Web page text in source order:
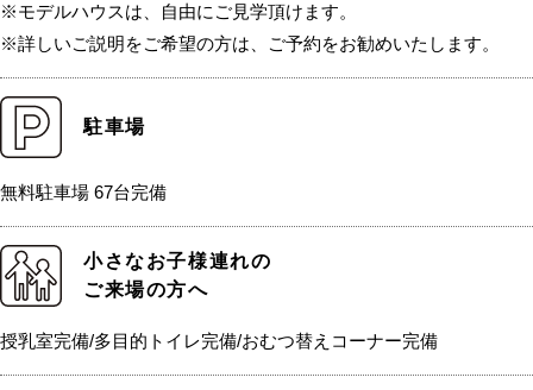
※モデルハウスは、自由にご見学頂けます。
※詳しいご説明をご希望の方は、ご予約をお勧めいたします。
駐車場
無料駐車場 67台完備
小さなお子様連れの
ご来場の方へ
授乳室完備/多目的トイレ完備/おむつ替えコーナー完備